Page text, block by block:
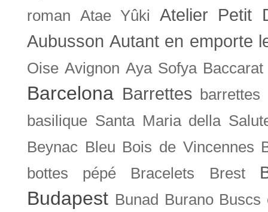
roman Atae Yûki
Atelier Petit
Aubusson Autant en emporte
Oise Avignon Aya Sofya Baccarat
Barcelona Barrettes
basilique Santa Maria della
Beynac Bleu Bois de Vincennes
bottes pépé
Bracelets Brest
Budapest Bunad Burano Buscs